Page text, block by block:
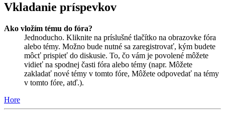
Vkladanie príspevkov
Ako vložím tému do fóra?
Jednoducho. Kliknite na príslušné tlačítko na obrazovke fóra
alebo témy. Možno bude nutné sa zaregistrovať, kým budete
môcť prispieť do diskusie. To, čo vám je povolené môžete
vidieť na spodnej časti fóra alebo témy (napr. Môžete
zakladať nové témy v tomto fóre, Môžete odpovedať na témy
v tomto fóre, atď.).
Hore